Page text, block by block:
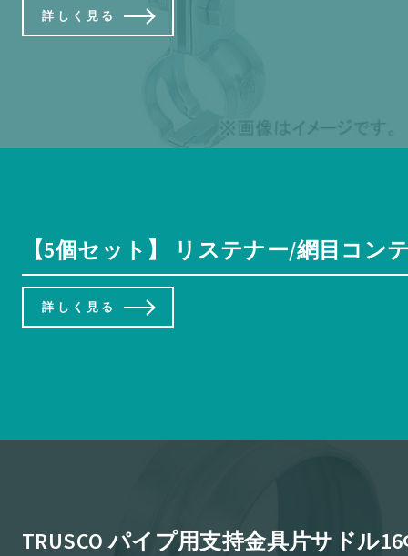
詳しく見る
【5個セット】 リステナー/網目コン
詳しく見る
TRUSCO パイプ用支持金具片サドル